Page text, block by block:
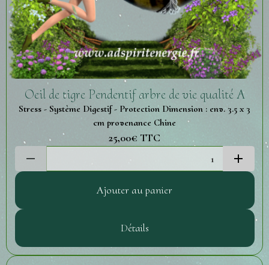
Oeil de tigre Pendentif arbre de vie qualité A
Stress - Système Digestif - Protection Dimension : env. 3.5 x 3
cm provenance Chine
25,00€ TTC
Ajouter au panier
Détails